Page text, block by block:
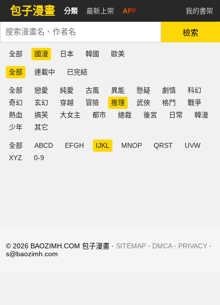
包子漫畫 分類 最新上架 APP 我的書架
檢索
全部 國漫 日本 韓國 歐美
全部 連載中 已完結
全部 戀愛 純愛 古風 異能 懸疑 劇情
科幻
奇幻
玄幻 穿越 冒險 推理 武俠 格鬥
戰爭
熱血
搞笑 大女主 都市 總裁 後宮 日常
韓漫
少年
其它
全部 ABCD EFGH IJKL MNOP QRST
UVW
XYZ
0-9
© 2026 BAOZIMH.COM 包子漫畫 · SITEMAP · DMCA· PRIVACY ·
s@baozimh.com